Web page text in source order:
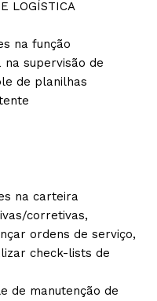
LOGÍSTICA
na função
supervisão de
de planilhas
na carteira
corretivas,
ordens de serviço,
check-lists de
de manutenção de